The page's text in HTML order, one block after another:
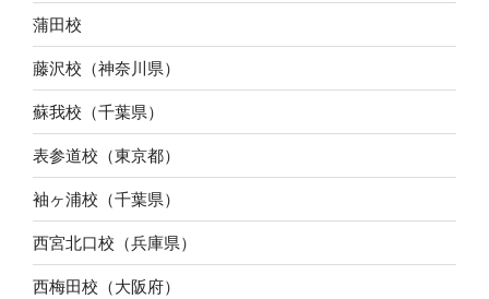
蒲田校
藤沢校（神奈川県）
蘇我校（千葉県）
表参道校（東京都）
袖ヶ浦校（千葉県）
西宮北口校（兵庫県）
西梅田校（大阪府）